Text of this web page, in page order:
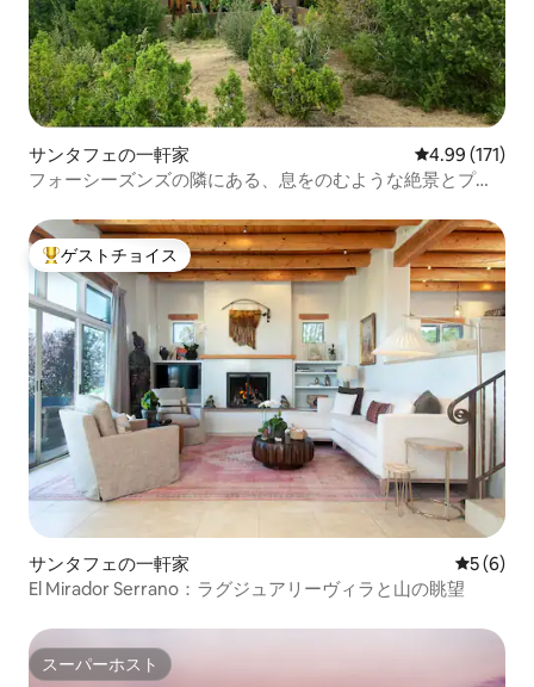
サンタフェの一軒家 レビュー171
4.99 (171)
フォーシーズンズの隣にある、息をのむような絶景とプラ
大好評のゲストチョイスです。
ゲストチョイス
サンタフェの一軒家 レビュー
5 (6)
El Mirador Serrano：ラグジュアリーヴィラと山の眺望
スーパーホスト
スーパーホスト